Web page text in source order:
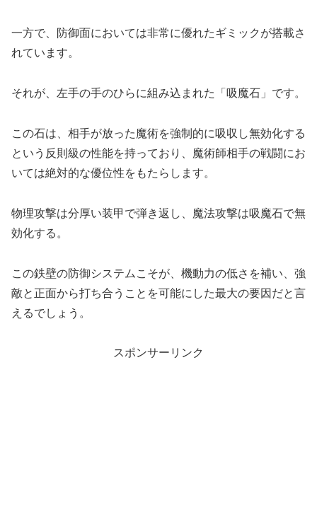
一方で、防御面においては非常に優れたギミックが搭載さ
れています。
それが、左手の手のひらに組み込まれた「吸魔石」です。
この石は、相手が放った魔術を強制的に吸収し無効化する
という反則級の性能を持っており、魔術師相手の戦闘にお
いては絶対的な優位性をもたらします。
物理攻撃は分厚い装甲で弾き返し、魔法攻撃は吸魔石で無
効化する。
この鉄壁の防御システムこそが、機動力の低さを補い、強
敵と正面から打ち合うことを可能にした最大の要因だと言
えるでしょう。
スポンサーリンク